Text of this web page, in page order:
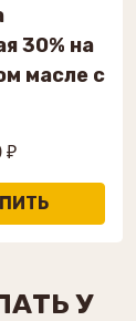
30% на
масле с
₽
У